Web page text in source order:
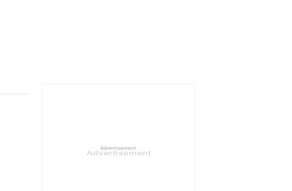
Advertisement